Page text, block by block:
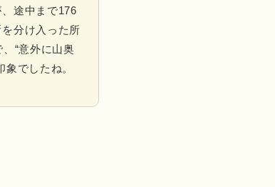
途中まで176
分け入った所
“意外に山奥
でしたね。